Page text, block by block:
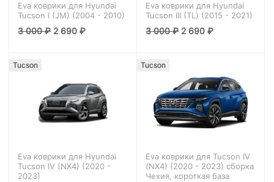
Eva коврики для Hyundai
Tucson I (JM) (2004 - 2010)
3 000₽ 2 690₽
Eva коврики для Hyundai
Tucson III (TL) (2015 - 2021)
3 000₽ 2 690₽
Tucson
Eva коврики для Hyundai
Tucson IV (NX4) (2020 -
2023)
Tucson
Eva коврики для Tucson IV
(NX4) (2020 - 2023) сборка
Чехия, короткая база